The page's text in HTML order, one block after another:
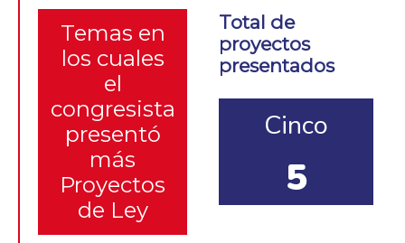
Temas en
los cuales
el
congresista
presentó
más
Proyectos
de Ley
Total de
proyectos
presentados
Cinco
5